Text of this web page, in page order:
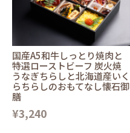
国産A5和牛しっとり焼肉と
特選ローストビーフ 炭火焼
うなぎちらしと北海道産いく
らちらしのおもてなし懐石御
膳
¥3,240